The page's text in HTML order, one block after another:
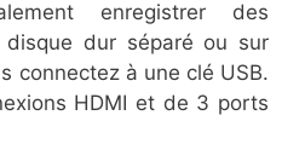
enregistrer des
disque dur séparé ou sur
connectez à une clé USB.
HDMI et de 3 ports